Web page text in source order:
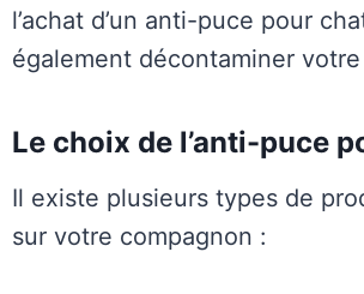
l’achat d’un anti-puce pour
également décontaminer
Le choix de l’anti-puce
Il existe plusieurs types de
sur votre compagnon :